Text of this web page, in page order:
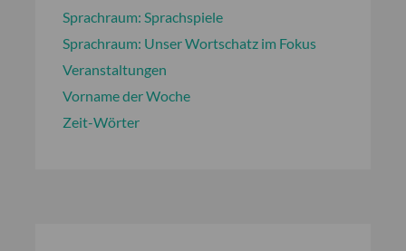
Sprachraum: Sprachspiele
Sprachraum: Unser Wortschatz im Fokus
Veranstaltungen
Vorname der Woche
Zeit-Wörter